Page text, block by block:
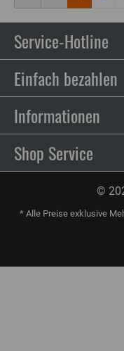
Service-Hotline
Einfach bezahlen
Informationen
Shop Service
©
* Alle Preise exklusive